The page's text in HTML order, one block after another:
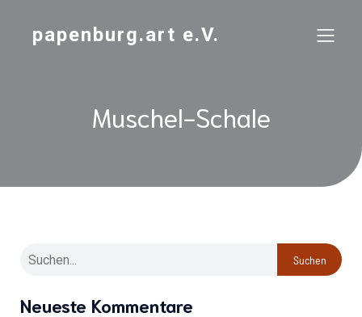
papenburg.art e.V.
Muschel-Schale
Suchen
Neueste Kommentare